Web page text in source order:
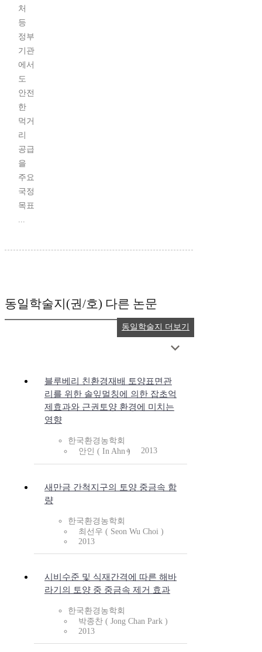
처
등
정부
기관
에서
도
안전
한
먹거
리
공급
을
주요
국정
목표
...
동일학술지(권/호) 다른 논문
블루베리 친환경재배 토양표면관
리를 위한 솔잎멀칭에 의한 잡초억
제효과와 근권토양 환경에 미치는
영향
한국환경농학회
안인 ( In Ahn )
2013
새만금 간척지구의 토양 중금속 함
량
한국환경농학회
최선우 ( Seon Wu Choi )
2013
시비수준 및 식재간격에 따른 해바
라기의 토양 중 중금속 제거 효과
한국환경농학회
박종찬 ( Jong Chan Park )
2013
동일학술지 더보기